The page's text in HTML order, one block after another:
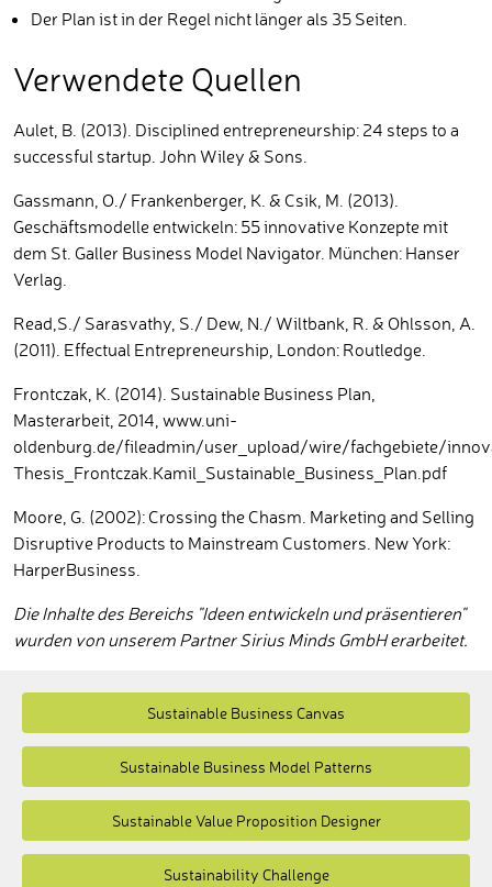
Der Plan ist in der Regel nicht länger als 35 Seiten.
Verwendete Quellen
Aulet, B. (2013). Disciplined entrepreneurship: 24 steps to a
successful startup. John Wiley & Sons.
Gassmann, O./ Frankenberger, K. & Csik, M. (2013).
Geschäftsmodelle entwickeln: 55 innovative Konzepte mit
dem St. Galler Business Model Navigator. München: Hanser
Verlag.
Read,S./ Sarasvathy, S./ Dew, N./ Wiltbank, R. & Ohlsson, A.
(2011). Effectual Entrepreneurship, London: Routledge.
Frontczak, K. (2014). Sustainable Business Plan,
Masterarbeit, 2014, www.uni-
oldenburg.de/fileadmin/user_upload/wire/fachgebiete/
Thesis_Frontczak.Kamil_Sustainable_Business_Plan.pdf
Moore, G. (2002): Crossing the Chasm. Marketing and Selling
Disruptive Products to Mainstream Customers. New York:
HarperBusiness.
Die Inhalte des Bereichs "Ideen entwickeln und präsentieren"
wurden von unserem Partner Sirius Minds GmbH erarbeitet.
Sustainable Business Canvas
Sustainable Business Model Patterns
Sustainable Value Proposition Designer
Sustainability Challenge